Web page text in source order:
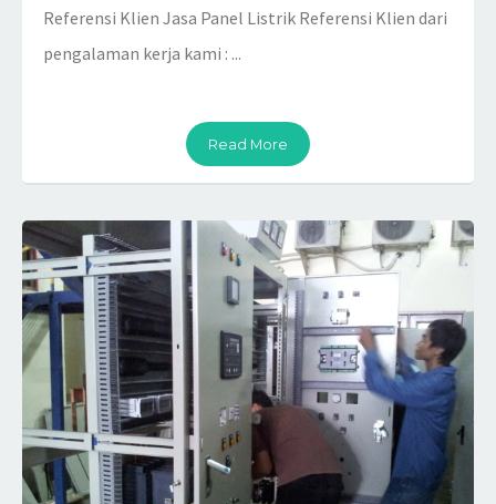
Referensi Klien Jasa Panel Listrik Referensi Klien dari
pengalaman kerja kami : ...
Read More